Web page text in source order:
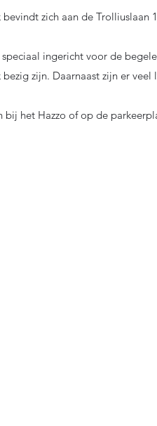
zich aan de Trolliuslaan
ingericht voor de
bezig zijn. Daarnaast zijn er
bij het Hazzo of op de